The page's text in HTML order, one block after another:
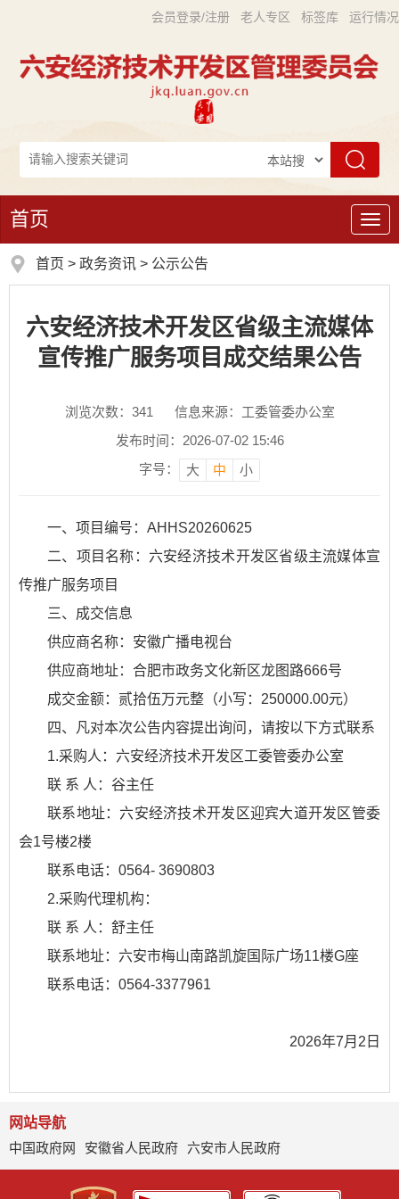
会员登录/注册 老人专区 标签库 运行情况
导
航
首页
首页 > 政务资讯 > 公示公告
六安经济技术开发区省级主流媒体
宣传推广服务项目成交结果公告
浏览次数： 341
信息来源：工委管委办公室
发布时间：2026-07-02 15:46
字号：
大 中 小
一、项目编号：AHHS20260625
二、项目名称：六安经济技术开发区省级主流媒体宣
传推广服务项目
三、成交信息
供应商名称：安徽广播电视台
供应商地址：合肥市政务文化新区龙图路666号
成交金额：贰拾伍万元整（小写：250000.00元）
四、凡对本次公告内容提出询问，请按以下方式联系
1.采购人：六安经济技术开发区工委管委办公室
联 系 人：谷主任
联系地址：六安经济技术开发区迎宾大道开发区管委
会1号楼2楼
联系电话：0564- 3690803
2.采购代理机构：
联 系 人：舒主任
联系地址：六安市梅山南路凯旋国际广场11楼G座
联系电话：0564-3377961
2026年7月2日
网站导航
中国政府网
安徽省人民政府 六安市人民政府